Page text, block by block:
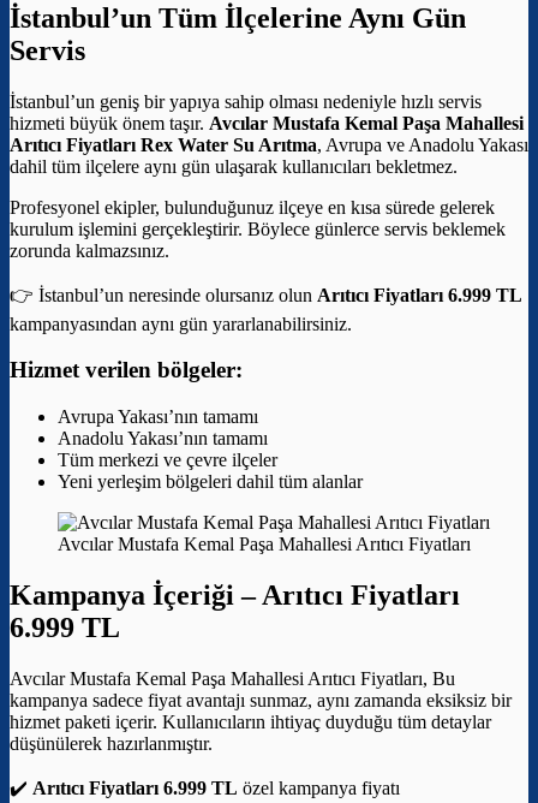
İstanbul’un Tüm İlçelerine Aynı Gün
Servis
İstanbul’un geniş bir yapıya sahip olması nedeniyle hızlı servis
hizmeti büyük önem taşır. Avcılar Mustafa Kemal Paşa Mahallesi
Arıtıcı Fiyatları Rex Water Su Arıtma, Avrupa ve Anadolu Yakası
dahil tüm ilçelere aynı gün ulaşarak kullanıcıları bekletmez.
Profesyonel ekipler, bulunduğunuz ilçeye en kısa sürede gelerek
kurulum işlemini gerçekleştirir. Böylece günlerce servis beklemek
zorunda kalmazsınız.
👉 İstanbul’un neresinde olursanız olun Arıtıcı Fiyatları 6.999 TL
kampanyasından aynı gün yararlanabilirsiniz.
Hizmet verilen bölgeler:
Avrupa Yakası’nın tamamı
Anadolu Yakası’nın tamamı
Tüm merkezi ve çevre ilçeler
Yeni yerleşim bölgeleri dahil tüm alanlar
Avcılar Mustafa Kemal Paşa Mahallesi Arıtıcı Fiyatları
Kampanya İçeriği –Arıtıcı Fiyatları
6.999 TL
Avcılar Mustafa Kemal Paşa Mahallesi Arıtıcı Fiyatları, Bu
kampanya sadece fiyat avantajı sunmaz, aynı zamanda eksiksiz bir
hizmet paketi içerir. Kullanıcıların ihtiyaç duyduğu tüm detaylar
düşünülerek hazırlanmıştır.
✔️ Arıtıcı Fiyatları 6.999 TL özel kampanya fiyatı